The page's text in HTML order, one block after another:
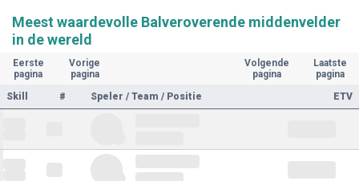
Meest waardevolle Balveroverende middenvelder
in de wereld
Eerste
pagina
Vorige
pagina
Volgende
pagina
Laatste
pagina
Skill
# Speler / Team / Positie ETV